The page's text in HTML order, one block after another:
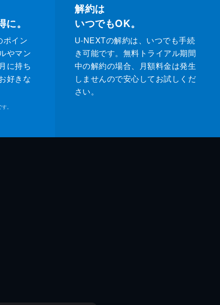
。
ポイン
やマン
に持ち
好きな
。
解約は
いつでもOK。
U-NEXTの解約は、いつでも手続
き可能です。無料トライアル期間
中の解約の場合、月額料金は発生
しませんので安心してお試しくだ
さい。